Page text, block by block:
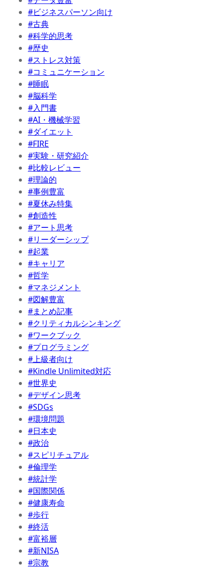
#ビジネスパーソン向け
#古典
#科学的思考
#歴史
#ストレス対策
#コミュニケーション
#睡眠
#脳科学
#入門書
#AI・機械学習
#ダイエット
#FIRE
#実験・研究紹介
#比較レビュー
#理論的
#事例豊富
#夏休み特集
#創造性
#アート思考
#リーダーシップ
#起業
#キャリア
#哲学
#マネジメント
#図解豊富
#まとめ記事
#クリティカルシンキング
#ワークブック
#プログラミング
#上級者向け
#Kindle Unlimited対応
#世界史
#デザイン思考
#SDGs
#環境問題
#日本史
#政治
#スピリチュアル
#倫理学
#統計学
#国際関係
#健康寿命
#歩行
#終活
#富裕層
#新NISA
#宗教